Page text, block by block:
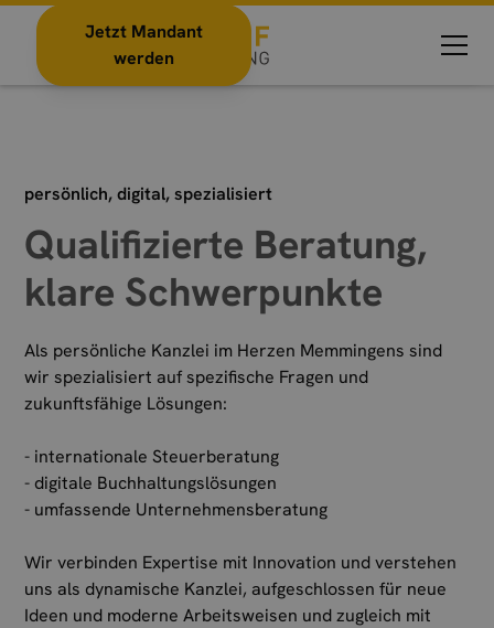
Jetzt Mandant
werden
Erfahren Sie mehr über uns
persönlich, digital, spezialisiert
Qualifizierte Beratung,
klare Schwerpunkte
Als persönliche Kanzlei im Herzen Memmingens sind
wir spezialisiert auf spezifische Fragen und
zukunftsfähige Lösungen:
- internationale Steuerberatung
- digitale Buchhaltungslösungen
- umfassende Unternehmensberatung
Wir verbinden Expertise mit Innovation und verstehen
uns als dynamische Kanzlei, aufgeschlossen für neue
Ideen und moderne Arbeitsweisen und zugleich mit